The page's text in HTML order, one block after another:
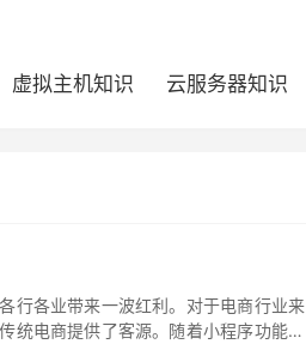
虚拟主机知识 云服务器知识
行各业带来一波红利。对于电商行业来
统电商提供了客源。随着小程序功能的